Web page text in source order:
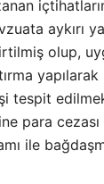
aykırı
olup,
yapılarak
tespit
para
ile